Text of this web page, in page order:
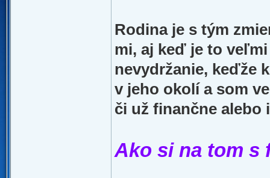
Rodina je s tým
mi, aj keď je to
nevydržanie, keďže
v jeho okolí a som
či už finančne alebo
Ako si na tom s